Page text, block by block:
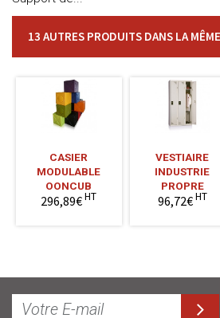
13 AUTRES PRODUITS DANS LA
CASIER
MODULABLE
OONCUB
296,89€HT
VESTIAIRE
INDUSTRIE
PROPRE
96,72€HT